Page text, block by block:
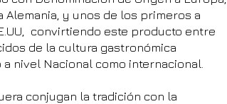
Alemania, y unos de los primeros a
convirtiendo este producto entre
de la cultura gastronómica
a nivel Nacional como internacional.
conjugan la tradición con la